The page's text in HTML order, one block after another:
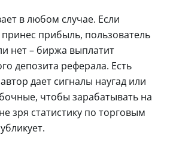
в любом случае. Если
прибыль, пользователь
нет – биржа выплатит
депозита реферала. Есть
дает сигналы наугад или
чтобы зарабатывать на
зря статистику по торговым